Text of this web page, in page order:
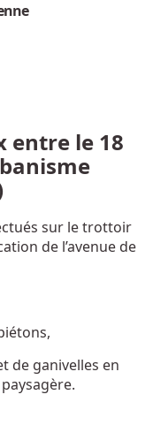
entre le 18
sur le trottoir
de l’avenue de
de ganivelles en